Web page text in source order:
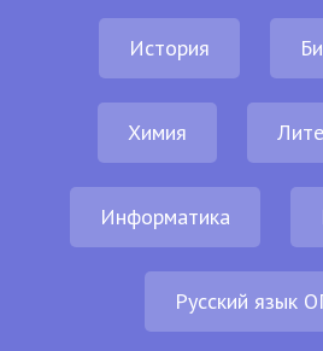
История
Химия
Информатика
Русский язык